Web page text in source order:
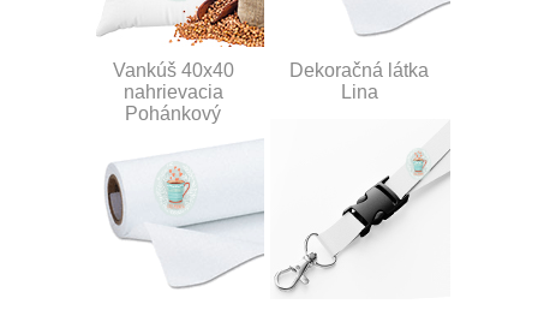
Vankúš 40x40
nahrievacia
Pohánkový
Dekoračná látka
Lina